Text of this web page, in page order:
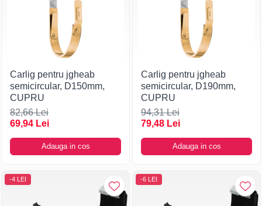
Carlig pentru jgheab
semicircular, D150mm,
CUPRU
82,66 Lei
69,94 Lei
Adauga in cos
Carlig pentru jgheab
semicircular, D190mm,
CUPRU
94,31 Lei
79,48 Lei
Adauga in cos
-4 LEI -6 LEI